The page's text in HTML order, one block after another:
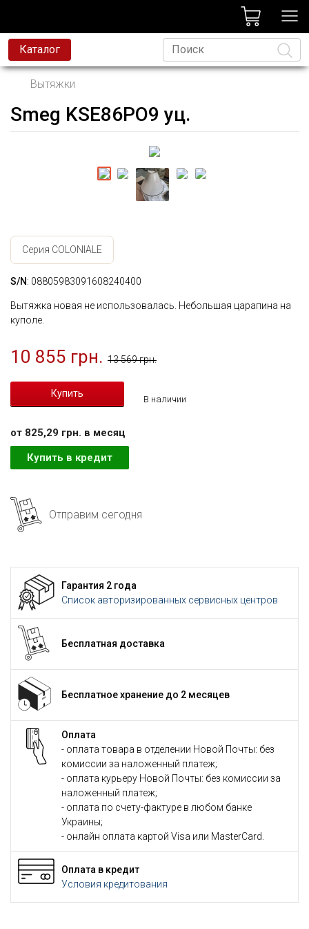
Каталог
Вытяжки
Smeg KSE86PO9 уц.
Серия COLONIALE
S/N: 08805983091608240400
Вытяжка новая не использовалась. Небольшая царапина на
куполе.
10 855 грн. 13 569 грн.
В наличии
от 825,29 грн. в месяц
Купить в кредит
Отправим сегодня
Гарантия 2 года
Список авторизированных сервисных центров
Бесплатная доставка
Бесплатное хранение до 2 месяцев
Оплата
- оплата товара в отделении Новой Почты: без
комиссии за наложенный платеж;
- оплата курьеру Новой Почты: без комиссии за
наложенный платеж;
- оплата по счету-фактуре в любом банке
Украины;
- онлайн оплата картой Visa или MasterCard.
Оплата в кредит
Условия кредитования